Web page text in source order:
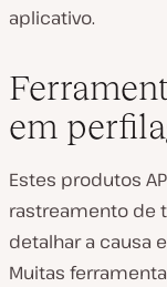
aplicativo.
em
Estes produtos
rastreamento de
detalhar a causa
Muitas